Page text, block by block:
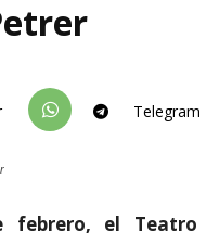
Telegram
febrero, el Teatro